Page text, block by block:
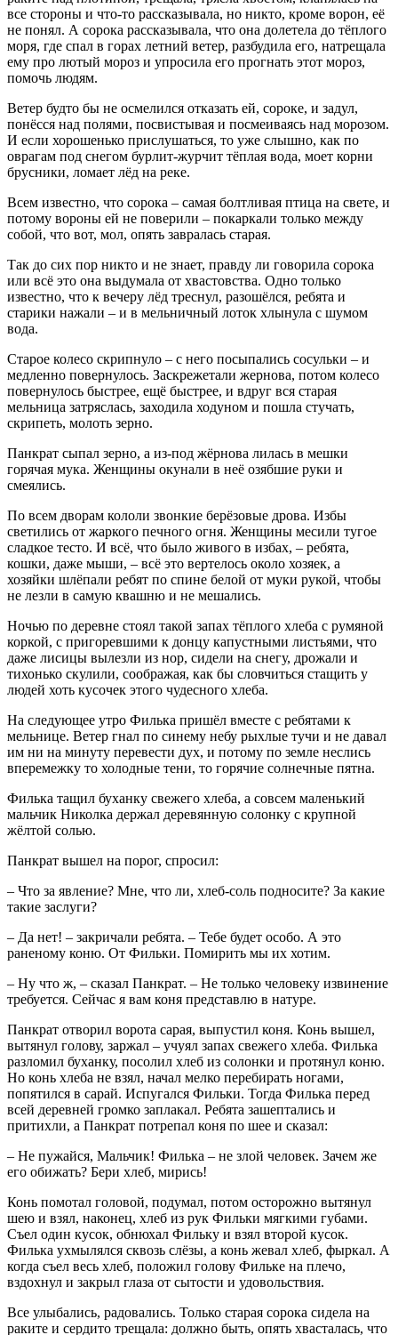
все стороны и что-то рассказывала, но никто, кроме ворон, её
не понял. А сорока рассказывала, что она долетела до тёплого
моря, где спал в горах летний ветер, разбудила его, натрещала
ему про лютый мороз и упросила его прогнать этот мороз,
помочь людям.
Ветер будто бы не осмелился отказать ей, сороке, и задул,
понёсся над полями, посвистывая и посмеиваясь над морозом.
И если хорошенько прислушаться, то уже слышно, как по
оврагам под снегом бурлит-журчит тёплая вода, моет корни
брусники, ломает лёд на реке.
Всем известно, что сорока – самая болтливая птица на свете, и
потому вороны ей не поверили – покаркали только между
собой, что вот, мол, опять завралась старая.
Так до сих пор никто и не знает, правду ли говорила сорока
или всё это она выдумала от хвастовства. Одно только
известно, что к вечеру лёд треснул, разошёлся, ребята и
старики нажали – и в мельничный лоток хлынула с шумом
вода.
Старое колесо скрипнуло – с него посыпались сосульки – и
медленно повернулось. Заскрежетали жернова, потом колесо
повернулось быстрее, ещё быстрее, и вдруг вся старая
мельница затряслась, заходила ходуном и пошла стучать,
скрипеть, молоть зерно.
Панкрат сыпал зерно, а из-под жёрнова лилась в мешки
горячая мука. Женщины окунали в неё озябшие руки и
смеялись.
По всем дворам кололи звонкие берёзовые дрова. Избы
светились от жаркого печного огня. Женщины месили тугое
сладкое тесто. И всё, что было живого в избах, – ребята,
кошки, даже мыши, – всё это вертелось около хозяек, а
хозяйки шлёпали ребят по спине белой от муки рукой, чтобы
не лезли в самую квашню и не мешались.
Ночью по деревне стоял такой запах тёплого хлеба с румяной
коркой, с пригоревшими к донцу капустными листьями, что
даже лисицы вылезли из нор, сидели на снегу, дрожали и
тихонько скулили, соображая, как бы словчиться стащить у
людей хоть кусочек этого чудесного хлеба.
На следующее утро Филька пришёл вместе с ребятами к
мельнице. Ветер гнал по синему небу рыхлые тучи и не давал
им ни на минуту перевести дух, и потому по земле неслись
вперемежку то холодные тени, то горячие солнечные пятна.
Филька тащил буханку свежего хлеба, а совсем маленький
мальчик Николка держал деревянную солонку с крупной
жёлтой солью.
Панкрат вышел на порог, спросил:
– Что за явление? Мне, что ли, хлеб-соль подносите? За какие
такие заслуги?
– Да нет! – закричали ребята. – Тебе будет особо. А это
раненому коню. От Фильки. Помирить мы их хотим.
– Ну что ж, – сказал Панкрат. – Не только человеку извинение
требуется. Сейчас я вам коня представлю в натуре.
Панкрат отворил ворота сарая, выпустил коня. Конь вышел,
вытянул голову, заржал – учуял запах свежего хлеба. Филька
разломил буханку, посолил хлеб из солонки и протянул коню.
Но конь хлеба не взял, начал мелко перебирать ногами,
попятился в сарай. Испугался Фильки. Тогда Филька перед
всей деревней громко заплакал. Ребята зашептались и
притихли, а Панкрат потрепал коня по шее и сказал:
– Не пужайся, Мальчик! Филька – не злой человек. Зачем же
его обижать? Бери хлеб, мирись!
Конь помотал головой, подумал, потом осторожно вытянул
шею и взял, наконец, хлеб из рук Фильки мягкими губами.
Съел один кусок, обнюхал Фильку и взял второй кусок.
Филька ухмылялся сквозь слёзы, а конь жевал хлеб, фыркал. А
когда съел весь хлеб, положил голову Фильке на плечо,
вздохнул и закрыл глаза от сытости и удовольствия.
Все улыбались, радовались. Только старая сорока сидела на
раките и сердито трещала: должно быть, опять хвасталась, что